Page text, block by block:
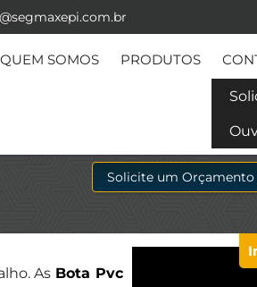
QUEM SOMOS PRODUTOS
Solicite um Orçamento
As Bota Pvc